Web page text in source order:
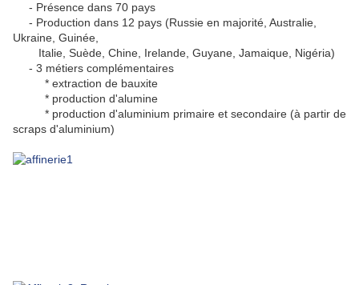
- Présence dans 70 pays
- Production dans 12 pays (Russie en majorité, Australie,
Ukraine, Guinée,
Italie, Suède, Chine, Irelande, Guyane, Jamaique, Nigéria)
- 3 métiers complémentaires
* extraction de bauxite
* production d'alumine
* production d'aluminium primaire et secondaire (à partir de
scraps d'aluminium)